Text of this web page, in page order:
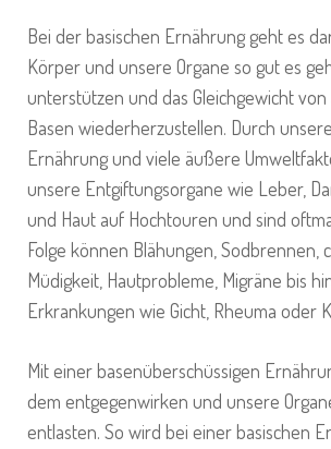
Bei der basischen Ernährung geht es
Körper und unsere Organe so gut es
unterstützen und das Gleichgewicht
Basen wiederherzustellen. Durch
Ernährung und viele äußere
unsere Entgiftungsorgane wie Leber,
und Haut auf Hochtouren und sind
Folge können Blähungen, Sodbrennen,
Müdigkeit, Hautprobleme, Migräne bis
Erkrankungen wie Gicht, Rheuma oder
Mit einer basenüberschüssigen
dem entgegenwirken und unsere
entlasten. So wird bei einer basischen